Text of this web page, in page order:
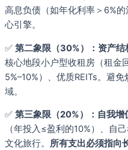
高息负债（如年化利率＞6%
心引擎。
✅ 第二象限（30%）：资产结
核心地段小户型收租房（租金
5%–10%）、优质REITs。避
域。
✅ 第三象限（20%）：自我增
（年投入≤盈利的10%）、自
文化旅行。 所有支出必须指向